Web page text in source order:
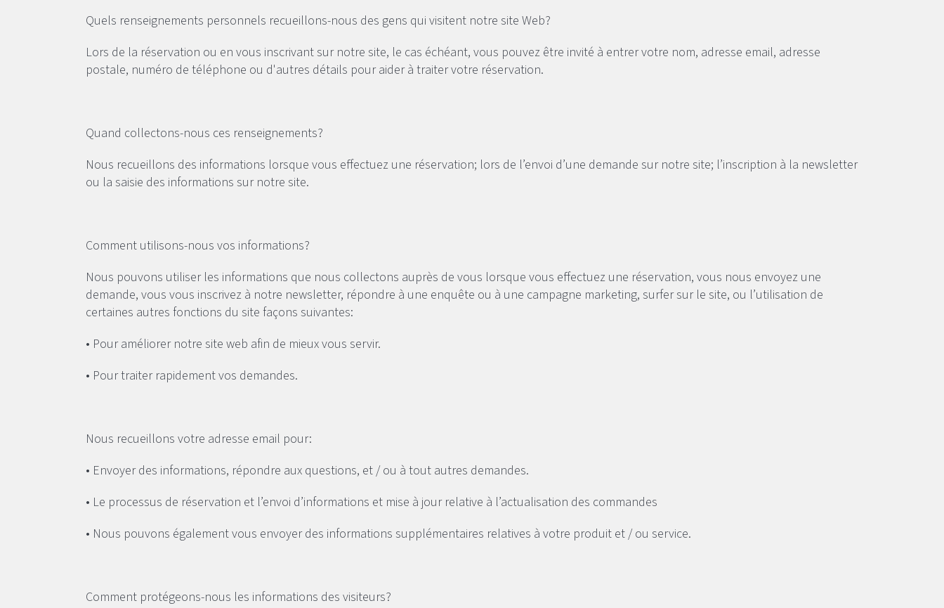
Quels renseignements personnels recueillons-nous des gens qui visitent notre site Web?
Lors de la réservation ou en vous inscrivant sur notre site, le cas échéant, vous pouvez être invité à entrer votre nom, adresse email, adresse
postale, numéro de téléphone ou d'autres détails pour aider à traiter votre réservation.
Quand collectons-nous ces renseignements?
Nous recueillons des informations lorsque vous effectuez une réservation; lors de l’envoi d’une demande sur notre site; l’inscription à la newsletter
ou la saisie des informations sur notre site.
Comment utilisons-nous vos informations?
Nous pouvons utiliser les informations que nous collectons auprès de vous lorsque vous effectuez une réservation, vous nous envoyez une
demande, vous vous inscrivez à notre newsletter, répondre à une enquête ou à une campagne marketing, surfer sur le site, ou l’utilisation de
certaines autres fonctions du site façons suivantes:
• Pour améliorer notre site web afin de mieux vous servir.
• Pour traiter rapidement vos demandes.
Nous recueillons votre adresse email pour:
• Envoyer des informations, répondre aux questions, et / ou à tout autres demandes.
• Le processus de réservation et l’envoi d’informations et mise à jour relative à l’actualisation des commandes
• Nous pouvons également vous envoyer des informations supplémentaires relatives à votre produit et / ou service.
Comment protégeons-nous les informations des visiteurs?